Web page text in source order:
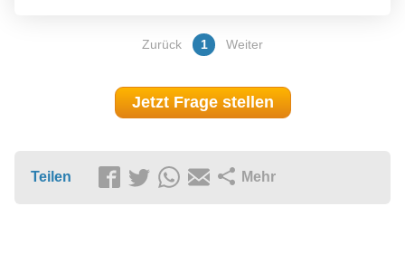
Zurück 1 Weiter
Jetzt Frage stellen
Teilen Mehr